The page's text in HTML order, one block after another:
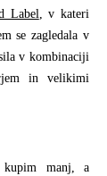
Label, v kateri
se zagledala v
v kombinaciji
in velikimi
kupim manj, a